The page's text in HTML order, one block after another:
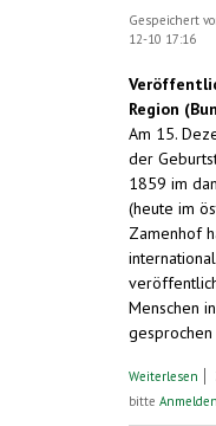
Gespeichert
12-10 17:16
Region
Am 15.
der
1859 im
(heute im
Zamenhof
Menschen
Weiterlesen
bitte Anmelden